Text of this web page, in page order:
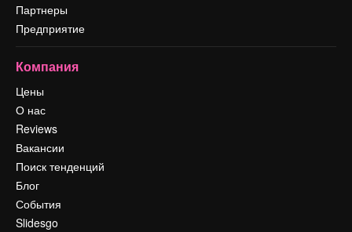
Партнеры
Предприятие
Компания
Цены
О нас
Reviews
Вакансии
Поиск тенденций
Блог
События
Slidesgo